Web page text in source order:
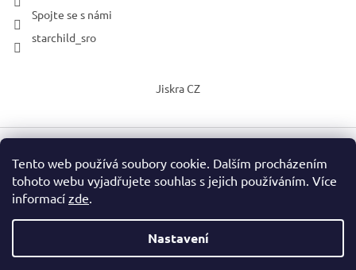
Tento web používá soubory cookie. Dalším procházením
tohoto webu vyjadřujete souhlas s jejich používáním. Více
informací zde.
Nastavení
Spojte se s námi
starchild_sro
Jiskra CZ
Vytvořil Shoptet
Upravit nastavení cookies